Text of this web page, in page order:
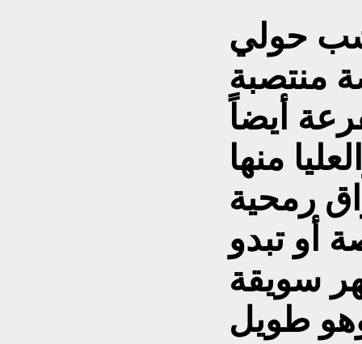
حولي
منتصبة
أيضاً
منها
رمحية
أو تبدو
سويقة
طويل